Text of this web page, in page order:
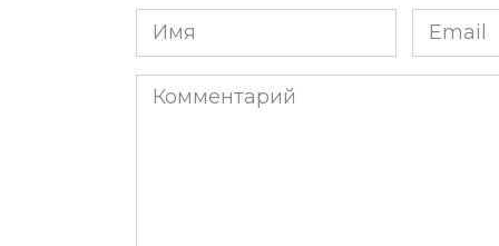
Имя
*
Email
*
Комментарий